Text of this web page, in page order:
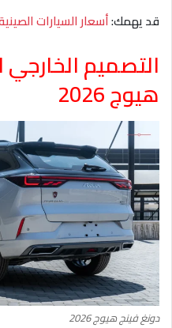
قد يهمك:أسعار السيارات الصينية موديلات
التصميم الخارجي
هيوج 2026
دونغ فينج هيوج 2026